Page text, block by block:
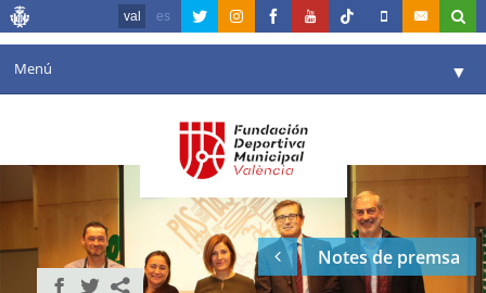
val es
Menú ▼
Agenda
Comunicació ▼
Notes de premsa